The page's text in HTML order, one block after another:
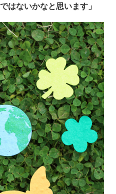
はないかなと思います」